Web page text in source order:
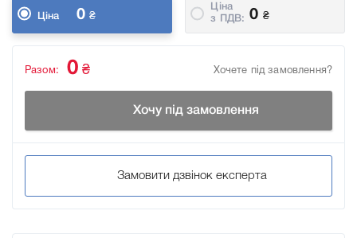
Ціна 0 ₴
Ціна
з ПДВ:
0 ₴
Хочете під замовлення?
Разом: 0 ₴
Хочу під замовлення
Замовити дзвінок експерта